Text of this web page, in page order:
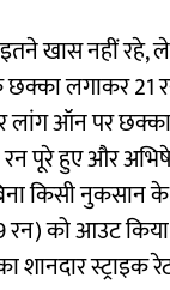
खास नहीं
लगाकर 21
ऑन पर
पूरे हुए और
किसी नुकसान
रन) को आउट
स्ट्राइक